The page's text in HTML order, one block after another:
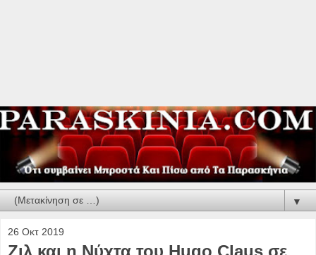
▼
26 Οκτ 2019
Ζιλ και η Νύχτα του Hugo Claus σε